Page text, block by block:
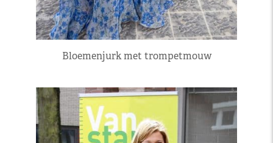
Bloemenjurk met trompetmouw